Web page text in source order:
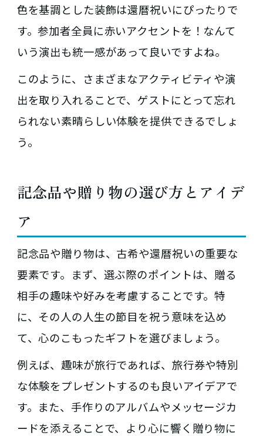
色を基調とした装飾は還暦祝いにぴったりで
す。参加者全員に赤いアクセントを！なんて
いう演出も統一感があって良いですよね。
このように、さまざまなアクティビティや演
出を取り入れることで、ゲストにとって忘れ
られない素晴らしい体験を提供できるでしょ
う。
記念品や贈り物の選び方とアイデ
ア
記念品や贈り物は、古希や還暦祝いの重要な
要素です。まず、選ぶ際のポイントは、贈る
相手の趣味や好みを考慮することです。特
に、その人の人生の節目を祝う意味を込め
て、心のこもったギフトを選びましょう。
例えば、趣味が旅行であれば、旅行券や特別
な体験をプレゼントするのも良いアイデアで
す。また、手作りのアルバムやメッセージカ
ードを添えることで、より心に響く贈り物に